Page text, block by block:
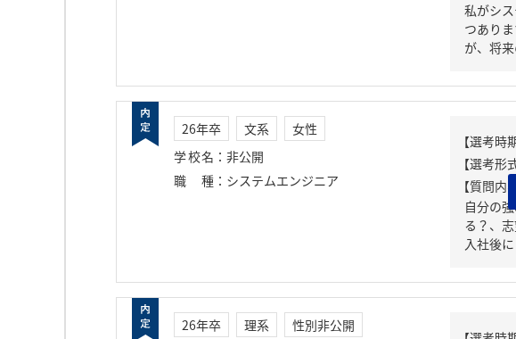
私がシ
つあり
が、将
26年卒 文系
女性
学校名 ： 非公開
職種 ： システムエンジニア
【質問内
自分の
る？、
入社後
26年卒 理系
性別非公開